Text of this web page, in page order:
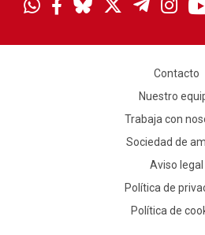
Contacto
Nuestro
Trabaja con
Sociedad de
Aviso legal
Política de
Política de